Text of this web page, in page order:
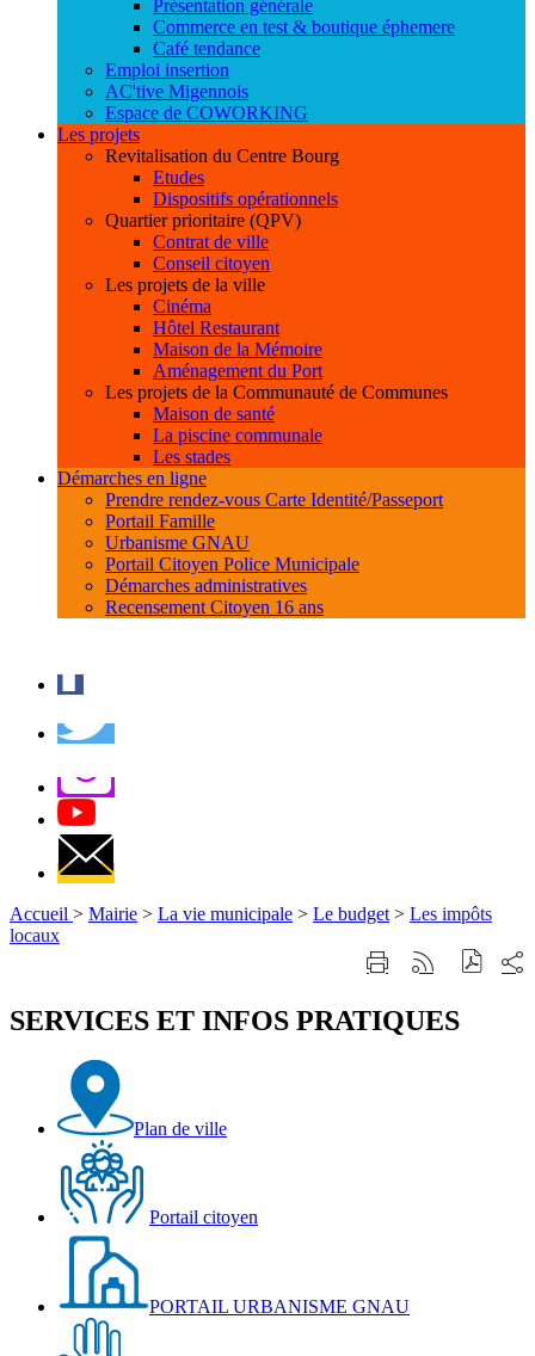
Présentation générale
Commerce en test & boutique éphemere
Café tendance
Emploi insertion
AC'tive Migennois
Espace de COWORKING
Les projets
Revitalisation du Centre Bourg
Etudes
Dispositifs opérationnels
Quartier prioritaire (QPV)
Contrat de ville
Conseil citoyen
Les projets de la ville
Cinéma
Hôtel Restaurant
Maison de la Mémoire
Aménagement du Port
Les projets de la Communauté de Communes
Maison de santé
La piscine communale
Les stades
Démarches en ligne
Prendre rendez-vous Carte Identité/Passeport
Portail Famille
Urbanisme GNAU
Portail Citoyen Police Municipale
Démarches administratives
Recensement Citoyen 16 ans
Accueil > Mairie > La vie municipale > Le budget > Les impôts
locaux
ImprimerGénérer
RSS
sur
SERVICES ET INFOS PRATIQUES
Plan de ville
Portail citoyen
PORTAIL URBANISME GNAU